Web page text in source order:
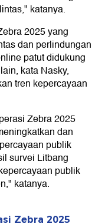
katanya.
2025 yang
dan perlindungan
patut didukung
kata Nasky,
tren kepercayaan
Zebra 2025
dan
publik
survei Litbang
publik
katanya.
Zebra 2025